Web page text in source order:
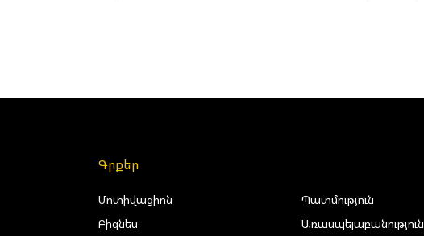
Գրքեր
Մոտիվացիոն
Բիզնես
Պատմություն
Առասպելաբանություն